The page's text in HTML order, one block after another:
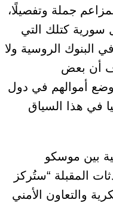
جملة وتفصيلًا،
سورية كتلك التي
البنوك الروسية ولا
أن بعض
أموالهم في دول
في هذا السياق
بين موسكو
المقبلة “ستُركز
والتعاون الأمني